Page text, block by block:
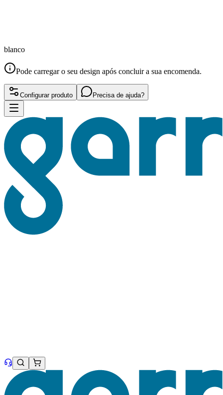
blanco
Pode carregar o seu design após concluir a sua encomenda.
Configurar produto Precisa de ajuda?